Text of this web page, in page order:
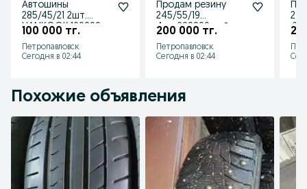
Автошины
285/45/21 2шт.
HANKOOK.100000тг
состоянии.
100 000 тг.
Петропавловск
Сегодня в 02:44
Продам резину
245/55/19
4шт.200000тг. В
состоянии
200 000 тг.
Петропавловск
Сегодня в 02:44
Похожие объявления